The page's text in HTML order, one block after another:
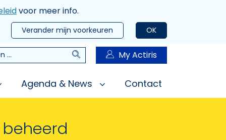
voor meer info.
OK
Verander mijn voorkeuren
Zoeken My Actiris
Agenda & News Contact